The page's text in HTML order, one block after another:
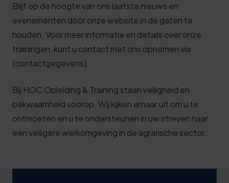
Blijf op de hoogte van ons laatste nieuws en
evenementen door onze website in de gaten te
houden. Voor meer informatie en details over onze
trainingen, kunt u contact met ons opnemen via
[contactgegevens].
Bij HOC Opleiding & Training staan veiligheid en
bekwaamheid voorop. Wij kijken ernaar uit om u te
ontmoeten en u te ondersteunen in uw streven naar
een veiligere werkomgeving in de agrarische sector.